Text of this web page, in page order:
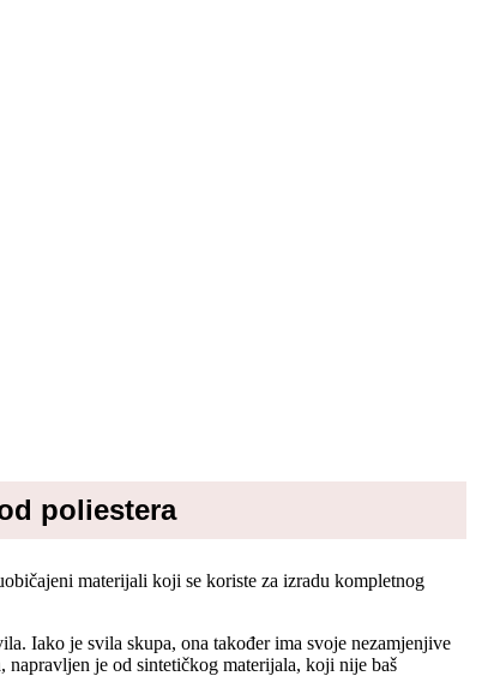
poliestera
materijali koji se koriste za izradu kompletnog
Iako je svila skupa, ona također ima svoje nezamjenjive
je od sintetičkog materijala, koji nije baš